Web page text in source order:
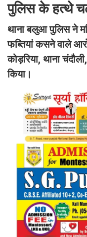
पुलिस के हत्थे
थाना बलुआ पुलिस ने
फब्तियां कसने वाले
कोड़रिया, थाना
किया।